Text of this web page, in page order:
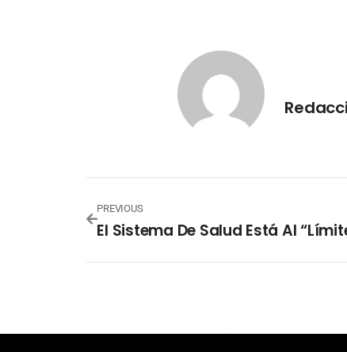
PREVIOUS